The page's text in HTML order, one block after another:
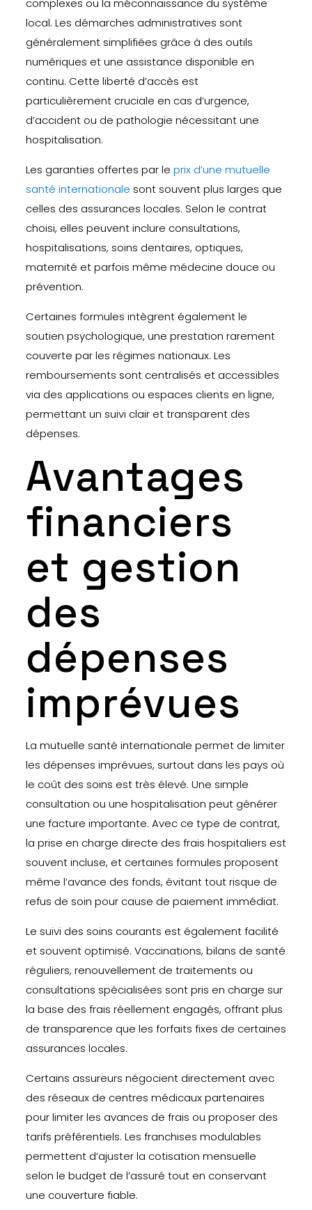
complexes ou la méconnaissance du système
local. Les démarches administratives sont
généralement simplifiées grâce à des outils
numériques et une assistance disponible en
continu. Cette liberté d’accès est
particulièrement cruciale en cas d’urgence,
d’accident ou de pathologie nécessitant une
hospitalisation.
Les garanties offertes par le prix d’une mutuelle
santé internationale sont souvent plus larges que
celles des assurances locales. Selon le contrat
choisi, elles peuvent inclure consultations,
hospitalisations, soins dentaires, optiques,
maternité et parfois même médecine douce ou
prévention.
Certaines formules intègrent également le
soutien psychologique, une prestation rarement
couverte par les régimes nationaux. Les
remboursements sont centralisés et accessibles
via des applications ou espaces clients en ligne,
permettant un suivi clair et transparent des
dépenses.
Avantages
financiers
et gestion
des
dépenses
imprévues
La mutuelle santé internationale permet de limiter
les dépenses imprévues, surtout dans les pays où
le coût des soins est très élevé. Une simple
consultation ou une hospitalisation peut générer
une facture importante. Avec ce type de contrat,
la prise en charge directe des frais hospitaliers est
souvent incluse, et certaines formules proposent
même l’avance des fonds, évitant tout risque de
refus de soin pour cause de paiement immédiat.
Le suivi des soins courants est également facilité
et souvent optimisé. Vaccinations, bilans de santé
réguliers, renouvellement de traitements ou
consultations spécialisées sont pris en charge sur
la base des frais réellement engagés, offrant plus
de transparence que les forfaits fixes de certaines
assurances locales.
Certains assureurs négocient directement avec
des réseaux de centres médicaux partenaires
pour limiter les avances de frais ou proposer des
tarifs préférentiels. Les franchises modulables
permettent d’ajuster la cotisation mensuelle
selon le budget de l’assuré tout en conservant
une couverture fiable.